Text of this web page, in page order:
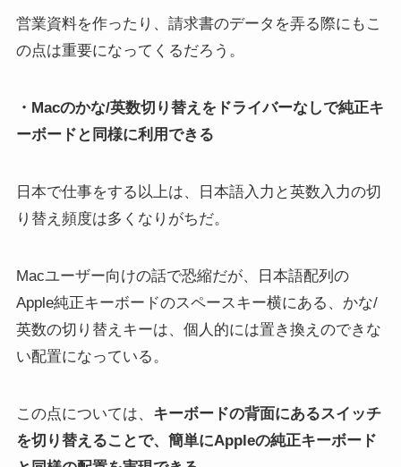
営業資料を作ったり、請求書のデータを弄る際にもこ
の点は重要になってくるだろう。
・Macのかな/英数切り替えをドライバーなしで純正キ
ーボードと同様に利用できる
日本で仕事をする以上は、日本語入力と英数入力の切
り替え頻度は多くなりがちだ。
Macユーザー向けの話で恐縮だが、日本語配列の
Apple純正キーボードのスペースキー横にある、かな/
英数の切り替えキーは、個人的には置き換えのできな
い配置になっている。
この点については、 キーボードの背面にあるスイッチ
を切り替えることで、簡単にAppleの純正キーボード